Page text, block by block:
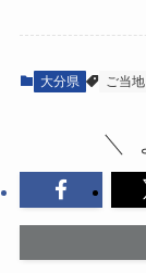
大分県 ご当